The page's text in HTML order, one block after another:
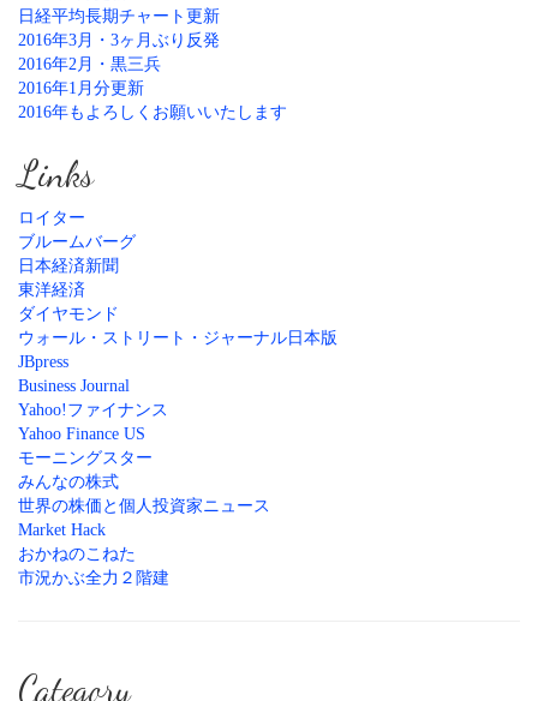
日経平均長期チャート更新
2016年3月・3ヶ月ぶり反発
2016年2月・黒三兵
2016年1月分更新
2016年もよろしくお願いいたします
Links
ロイター
ブルームバーグ
日本経済新聞
東洋経済
ダイヤモンド
ウォール・ストリート・ジャーナル日本版
JBpress
Business Journal
Yahoo!ファイナンス
Yahoo Finance US
モーニングスター
みんなの株式
世界の株価と個人投資家ニュース
Market Hack
おかねのこねた
市況かぶ全力２階建
Category